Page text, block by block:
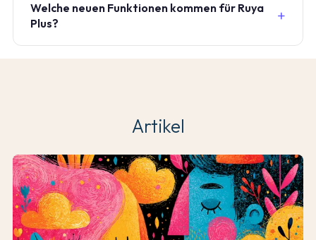
Welche neuen Funktionen kommen für Ruya
Plus?
Artikel